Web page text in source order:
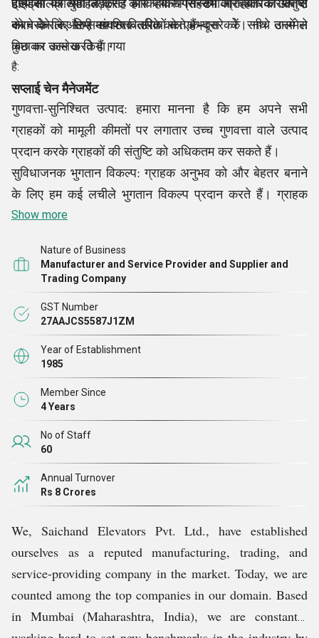
सेवा देने के लिए संगठित तरीके से एक-दूसरे के साथ तालमेल
बिठाकर काम करते हैं।
सप्लाई चेन मैनेजमेंट
को बरकरार और समय पर वितरित करते हैं।
करने के लिए सभी आवश्यक उपायों का अभ्यास करें। नीचे उनमें से
कुछ का उल्लेख किया गया
है:
गुणवत्ता-सुनिश्चित उत्पाद: हमारा मानना है कि हम अपने सभी
ग्राहकों को मामूली कीमतों पर लगातार उच्च गुणवत्ता वाले उत्पाद
प्रदान करके ग्राहकों की संतुष्टि को अधिकतम कर सकते हैं।
सुविधाजनक भुगतान विकल्प: ग्राहक अनुभव को और बेहतर बनाने
के लिए हम कई लचीले भुगतान विकल्प प्रदान करते हैं। ग्राहक
अपनी सुविधा से भुगतान कर सकते हैं।
विकास होता है, यही वजह है कि हमारे पेशेवर अपनी बहुमूल्य
टिप्पणियों को इकट्ठा करने के लिए नियमित रूप से ग्राहकों तक
पहुँचते हैं। हम उनके सुझावों पर वापस विचार करते हैं और तदनुसार
उन पर काम करने के लिए उचित कदम उठाते हैं।
नैतिक व्यवसाय व्यवहार: इसके कारण, हमने बड़े पैमाने पर ग्राहक
आधार प्राप्त किया है। हम हर ग्राहक के साथ समान व्यवहार करते
हैं और उन सभी के लिए व्यवसाय नीतियां भी समान हैं, भले ही हमारे
संगठन के लिए उनका मूल्य
कुछ भी हो।
Show more
Nature of Business
Manufacturer and Service Provider and Supplier and
Trading Company
GST Number
27AAJCS5587J1ZM
Year of Establishment
1985
Member Since
4 Years
No of Staff
60
Annual Turnover
Rs 8 Crores
We, Saichand Elevators Pvt. Ltd., have established
ourselves as a reputed manufacturing, trading, and
service-providing company in the market. Today, we are
counted among the top companies in our domain. Based
in Mumbai (Maharashtra, India), we are constantly